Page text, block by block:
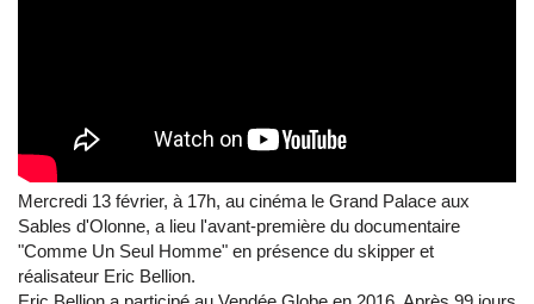
Mercredi 13 février, à 17h, au cinéma le Grand Palace aux
Sables d'Olonne, a lieu l'avant-première du documentaire
"Comme Un Seul Homme" en présence du skipper et
réalisateur Eric Bellion.